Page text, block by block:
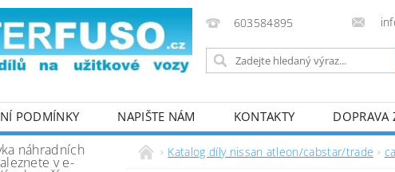
603584895
PODMÍNKY NAPIŠTE NÁM KONTAKTY DOPRAVA
OSOBNÍCH ÚDAJŮ
náhradních
v e-
Katalog díly nissan atleon/cabstar/trade